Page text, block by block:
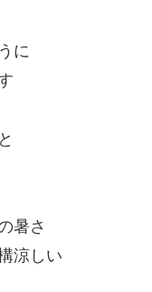
に
暑さ
涼しい